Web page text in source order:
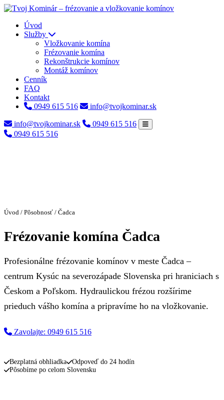
Úvod
Služby
Vložkovanie komína
Frézovanie komína
Rekonštrukcie komínov
Montáž komínov
Cenník
FAQ
Kontakt
0949 615 516
info@tvojkominar.sk
info@tvojkominar.sk
0949 615 516
0949 615 516
Úvod / Pôsobnosť / Čadca
Frézovanie komína Čadca
Profesionálne frézovanie komínov v meste Čadca –
centrum Kysúc na severozápade Slovenska pri hraniciach s
Českom a Poľskom. Hydraulickou frézou rozšírime
prieduch vášho komína a pripravíme ho na vložkovanie.
Zavolajte: 0949 615 516
Bezplatná obhliadka
Odpoveď do 24 hodín
Pôsobíme po celom Slovensku